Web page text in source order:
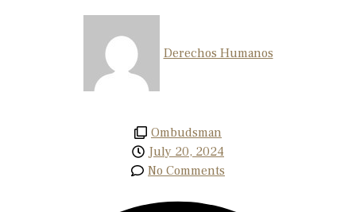
Derechos Humanos
Ombudsman
July 20, 2024
No Comments